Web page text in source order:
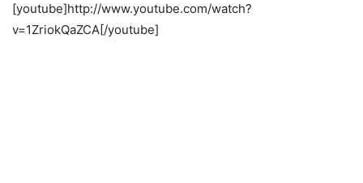
[youtube]http://www.youtube.com/watch?
v=1ZriokQaZCA[/youtube]